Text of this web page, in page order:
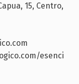
15, Centro,
esenci